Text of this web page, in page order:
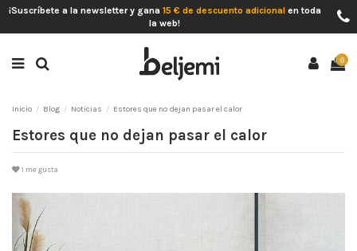
¡Suscríbete a la newsletter y gana 15 € de descuento adicional en toda
la web!
0
Inicio Blog Noticias Estores que no dejan pasar el calor
Estores que no dejan pasar el calor
1 me gusta